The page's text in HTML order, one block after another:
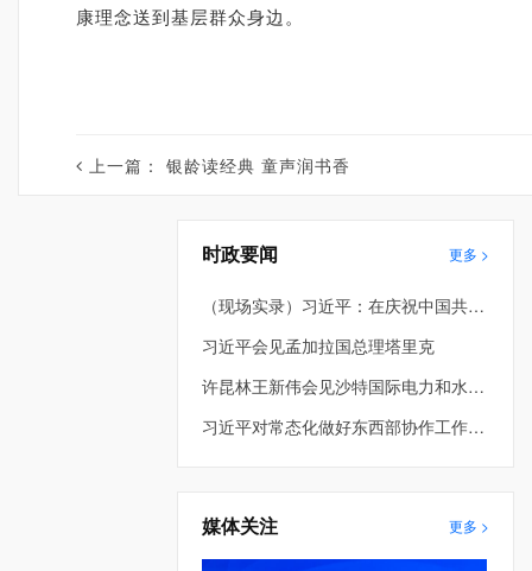
康理念送到基层群众身边。
上一篇： 银龄读经典 童声润书香
时政要闻 更多 >
（现场实录）习近平：在庆祝中国共产党成立105周年大会上的讲话
习近平会见孟加拉国总理塔里克
许昆林王新伟会见沙特国际电力和水务公司董事长穆罕默德·阿布纳扬
习近平对常态化做好东西部协作工作作出重要指示
媒体关注 更多 >